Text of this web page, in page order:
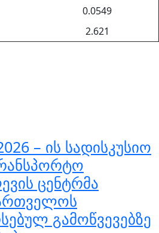
0.0549
2.621
– ის სადისკუსიო
ცენტრმა
გამოწვევებზე